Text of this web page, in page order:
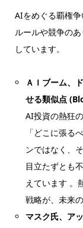
AIをめぐる覇権
ルールや競争の
しています。
ＡＩブーム、
せる類似点
AI投資の熱狂
「どこに張る
ンではなく、
目立たずとも
えています 。
戦略が、未来
マスク氏、ア